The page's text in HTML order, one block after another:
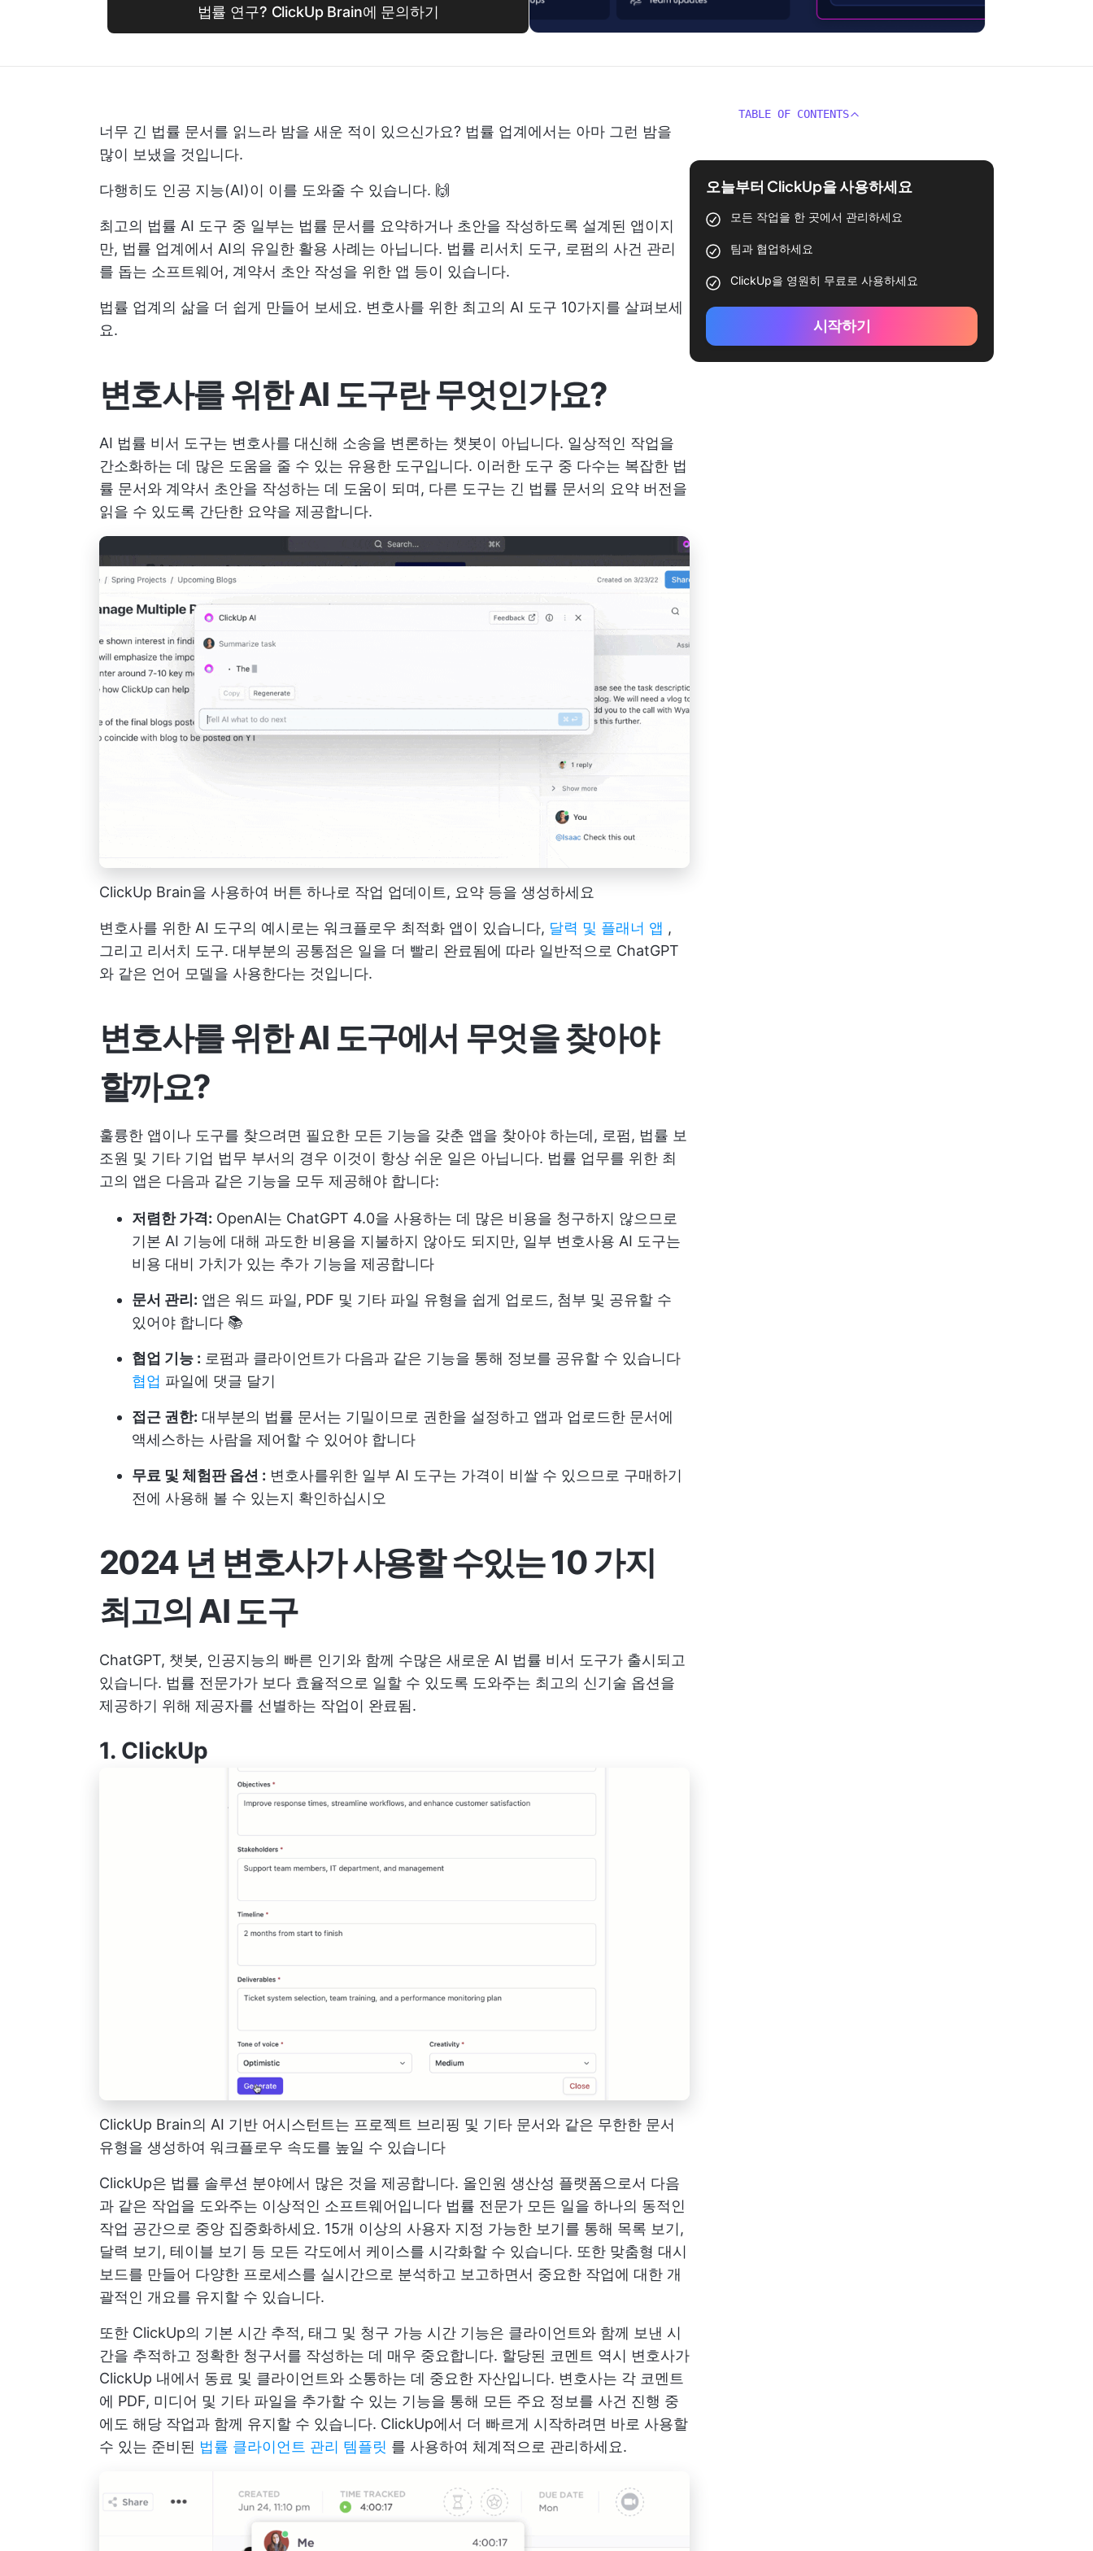
법률 연구? ClickUp Brain에 문의하기
너무 긴 법률 문서를 읽느라 밤을 새운 적이 있으신가요? 법률 업계에서는 아마 그런 밤을
많이 보냈을 것입니다.
다행히도 인공 지능(AI)이 이를 도와줄 수 있습니다. 🙌
최고의 법률 AI 도구 중 일부는 법률 문서를 요약하거나 초안을 작성하도록 설계된 앱이지
만, 법률 업계에서 AI의 유일한 활용 사례는 아닙니다. 법률 리서치 도구, 로펌의 사건 관리
를 돕는 소프트웨어, 계약서 초안 작성을 위한 앱 등이 있습니다.
법률 업계의 삶을 더 쉽게 만들어 보세요. 변호사를 위한 최고의 AI 도구 10가지를 살펴보세
요.
변호사를 위한 AI 도구란 무엇인가요?
AI 법률 비서 도구는 변호사를 대신해 소송을 변론하는 챗봇이 아닙니다. 일상적인 작업을
간소화하는 데 많은 도움을 줄 수 있는 유용한 도구입니다. 이러한 도구 중 다수는 복잡한 법
률 문서와 계약서 초안을 작성하는 데 도움이 되며, 다른 도구는 긴 법률 문서의 요약 버전을
읽을 수 있도록 간단한 요약을 제공합니다.
ClickUp Brain을 사용하여 버튼 하나로 작업 업데이트, 요약 등을 생성하세요
변호사를 위한 AI 도구의 예시로는 워크플로우 최적화 앱이 있습니다, 달력 및 플래너 앱 ,
그리고 리서치 도구. 대부분의 공통점은 일을 더 빨리 완료됨에 따라 일반적으로 ChatGPT
와 같은 언어 모델을 사용한다는 것입니다.
변호사를 위한 AI 도구에서 무엇을 찾아야
할까요?
훌륭한 앱이나 도구를 찾으려면 필요한 모든 기능을 갖춘 앱을 찾아야 하는데, 로펌, 법률 보
조원 및 기타 기업 법무 부서의 경우 이것이 항상 쉬운 일은 아닙니다. 법률 업무를 위한 최
고의 앱은 다음과 같은 기능을 모두 제공해야 합니다:
저렴한 가격: OpenAI는 ChatGPT 4.0을 사용하는 데 많은 비용을 청구하지 않으므로
기본 AI 기능에 대해 과도한 비용을 지불하지 않아도 되지만, 일부 변호사용 AI 도구는
비용 대비 가치가 있는 추가 기능을 제공합니다
문서 관리: 앱은 워드 파일, PDF 및 기타 파일 유형을 쉽게 업로드, 첨부 및 공유할 수
있어야 합니다 📚
협업 기능 : 로펌과 클라이언트가 다음과 같은 기능을 통해 정보를 공유할 수 있습니다
협업 파일에 댓글 달기
접근 권한: 대부분의 법률 문서는 기밀이므로 권한을 설정하고 앱과 업로드한 문서에
액세스하는 사람을 제어할 수 있어야 합니다
무료 및 체험판 옵션 : 변호사를위한 일부 AI 도구는 가격이 비쌀 수 있으므로 구매하기
전에 사용해 볼 수 있는지 확인하십시오
2024 년 변호사가 사용할 수있는 10 가지
최고의 AI 도구
ChatGPT, 챗봇, 인공지능의 빠른 인기와 함께 수많은 새로운 AI 법률 비서 도구가 출시되고
있습니다. 법률 전문가가 보다 효율적으로 일할 수 있도록 도와주는 최고의 신기술 옵션을
제공하기 위해 제공자를 선별하는 작업이 완료됨.
1. ClickUp
ClickUp Brain의 AI 기반 어시스턴트는 프로젝트 브리핑 및 기타 문서와 같은 무한한 문서
유형을 생성하여 워크플로우 속도를 높일 수 있습니다
ClickUp은 법률 솔루션 분야에서 많은 것을 제공합니다. 올인원 생산성 플랫폼으로서 다음
과 같은 작업을 도와주는 이상적인 소프트웨어입니다 법률 전문가 모든 일을 하나의 동적인
작업 공간으로 중앙 집중화하세요. 15개 이상의 사용자 지정 가능한 보기를 통해 목록 보기,
달력 보기, 테이블 보기 등 모든 각도에서 케이스를 시각화할 수 있습니다. 또한 맞춤형 대시
보드를 만들어 다양한 프로세스를 실시간으로 분석하고 보고하면서 중요한 작업에 대한 개
괄적인 개요를 유지할 수 있습니다.
또한 ClickUp의 기본 시간 추적, 태그 및 청구 가능 시간 기능은 클라이언트와 함께 보낸 시
간을 추적하고 정확한 청구서를 작성하는 데 매우 중요합니다. 할당된 코멘트 역시 변호사가
ClickUp 내에서 동료 및 클라이언트와 소통하는 데 중요한 자산입니다. 변호사는 각 코멘트
에 PDF, 미디어 및 기타 파일을 추가할 수 있는 기능을 통해 모든 주요 정보를 사건 진행 중
에도 해당 작업과 함께 유지할 수 있습니다. ClickUp에서 더 빠르게 시작하려면 바로 사용할
수 있는 준비된 법률 클라이언트 관리 템플릿 를 사용하여 체계적으로 관리하세요.
TABLE OF CONTENTS
오늘부터 ClickUp을 사용하세요
모든 작업을 한 곳에서 관리하세요
팀과 협업하세요
ClickUp을 영원히 무료로 사용하세요
시작하기